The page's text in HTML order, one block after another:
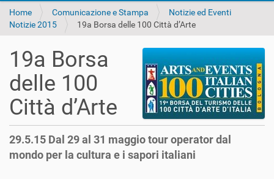
Home Comunicazione e Stampa
Notizie ed Eventi
Notizie 2015
19a Borsa delle 100 Città d’Arte
19a Borsa
delle 100
Città d’Arte
29.5.15 Dal 29 al 31 maggio tour operator dal
mondo per la cultura e i sapori italiani